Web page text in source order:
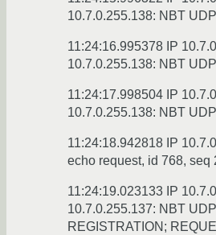
10.7.0.255.138: NBT
11:24:16.995378 IP
10.7.0.255.138: NBT
11:24:17.998504 IP
10.7.0.255.138: NBT
11:24:18.942818 IP
echo request, id 768, seq
11:24:19.023133 IP
10.7.0.255.137: NBT
REGISTRATION;